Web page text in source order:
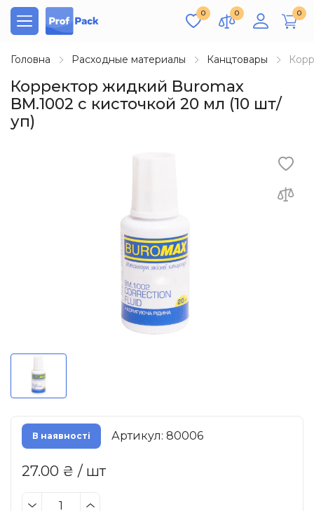
0 0 0
Головна Расходные материалы Канцтовары
Корректор жидкий Buromax
BM.1002 с кисточкой 20 мл (10 шт/
уп)
В наявності Артикул: 80006
27.00 ₴ / шт